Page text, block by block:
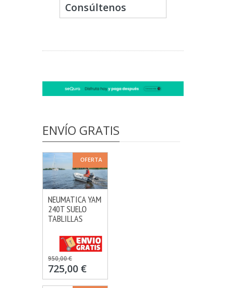
Consúltenos
ENVÍO GRATIS
OFERTA
VER OPCIONES
MÁS INFO
NEUMATICA YAM
240T SUELO
TABLILLAS
950,00 €
725,00 €